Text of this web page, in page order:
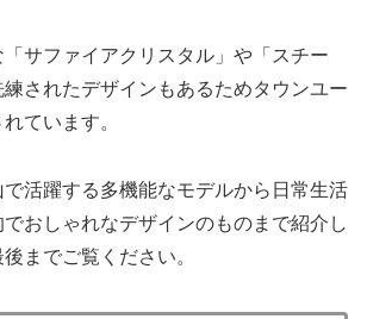
サファイアクリスタル」や「スチー
されたデザインもあるためタウンユー
ています。
活躍する多機能なモデルから日常生活
おしゃれなデザインのものまで紹介し
までご覧ください。